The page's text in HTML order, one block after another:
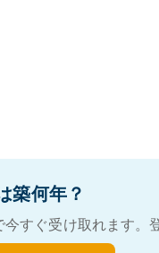
築何年？
すぐ受け取れます。